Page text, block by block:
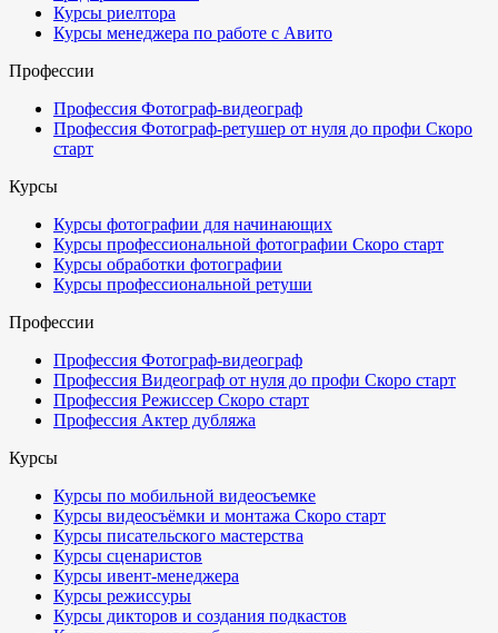
Курсы риелтора
Курсы менеджера по работе с Авито
Профессии
Профессия Фотограф-видеограф
Профессия Фотограф-ретушер от нуля до профи Скоро
старт
Курсы
Курсы фотографии для начинающих
Курсы профессиональной фотографии Скоро старт
Курсы обработки фотографии
Курсы профессиональной ретуши
Профессии
Профессия Фотограф-видеограф
Профессия Видеограф от нуля до профи Скоро старт
Профессия Режиссер Скоро старт
Профессия Актер дубляжа
Курсы
Курсы по мобильной видеосъемке
Курсы видеосъёмки и монтажа Скоро старт
Курсы писательского мастерства
Курсы сценаристов
Курсы ивент-менеджера
Курсы режиссуры
Курсы дикторов и создания подкастов